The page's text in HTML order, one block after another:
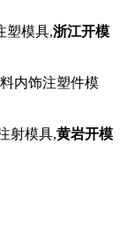
塑模具,浙江开模
内饰注塑件模
射模具,黄岩开模